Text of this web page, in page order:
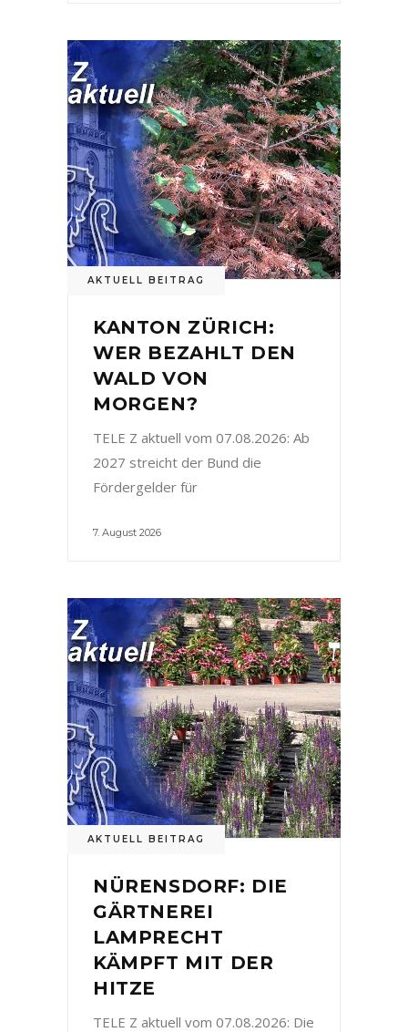
AKTUELL BEITRAG
KANTON ZÜRICH:
WER BEZAHLT DEN
WALD VON
MORGEN?
TELE Z aktuell vom 07.08.2026: Ab
2027 streicht der Bund die
Fördergelder für
7. August 2026
AKTUELL BEITRAG
NÜRENSDORF: DIE
GÄRTNEREI
LAMPRECHT
KÄMPFT MIT DER
HITZE
TELE Z aktuell vom 07.08.2026: Die